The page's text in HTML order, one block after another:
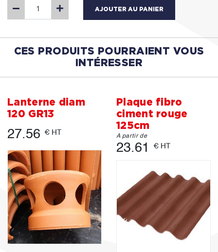
AJOUTER AU PANIER
CES PRODUITS POURRAIENT VOUS
INTÉRESSER
Lanterne diam
120 GR13
27.56 € HT
Plaque fibro
ciment rouge
125cm
A partir de
23.61 € HT